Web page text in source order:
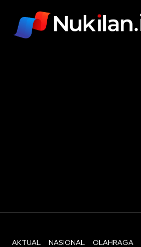
AKTUAL NASIONAL OLAHRAGA